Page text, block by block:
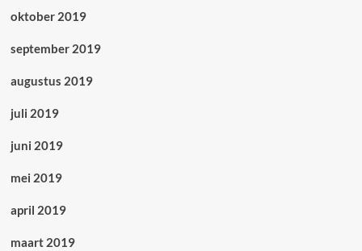
oktober 2019
september 2019
augustus 2019
juli 2019
juni 2019
mei 2019
april 2019
maart 2019